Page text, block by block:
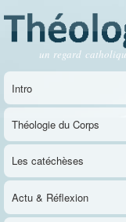
Théologie du
un regard
Menu principal
Intro
Théologie du Corps
Les catéchèses
Actu & Réflexion